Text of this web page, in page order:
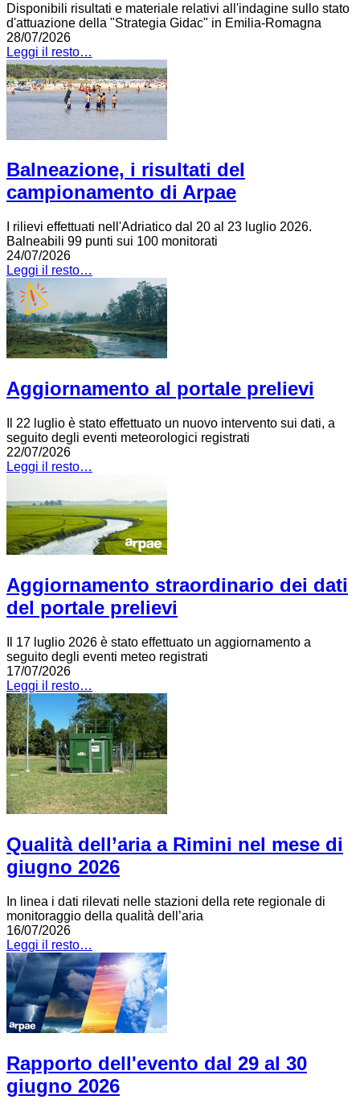
Disponibili risultati e materiale relativi all'indagine sullo stato
d'attuazione della "Strategia Gidac" in Emilia-Romagna
28/07/2026
Leggi il resto…
Balneazione, i risultati del
campionamento di Arpae
I rilievi effettuati nell'Adriatico dal 20 al 23 luglio 2026.
Balneabili 99 punti sui 100 monitorati
24/07/2026
Leggi il resto…
Aggiornamento al portale prelievi
Il 22 luglio è stato effettuato un nuovo intervento sui dati, a
seguito degli eventi meteorologici registrati
22/07/2026
Leggi il resto…
Aggiornamento straordinario dei dati
del portale prelievi
Il 17 luglio 2026 è stato effettuato un aggiornamento a
seguito degli eventi meteo registrati
17/07/2026
Leggi il resto…
Qualità dell’aria a Rimini nel mese di
giugno 2026
In linea i dati rilevati nelle stazioni della rete regionale di
monitoraggio della qualità dell’aria
16/07/2026
Leggi il resto…
Rapporto dell'evento dal 29 al 30
giugno 2026